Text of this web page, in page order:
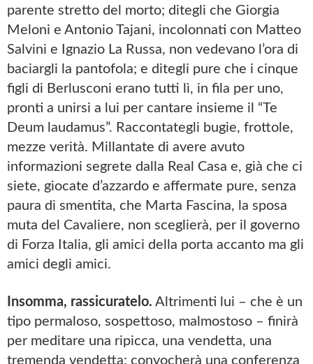
parente stretto del morto; ditegli che Giorgia
Meloni e Antonio Tajani, incolonnati con Matteo
Salvini e Ignazio La Russa, non vedevano l’ora di
baciargli la pantofola; e ditegli pure che i cinque
figli di Berlusconi erano tutti lì, in fila per uno,
pronti a unirsi a lui per cantare insieme il “Te
Deum laudamus”. Raccontategli bugie, frottole,
mezze verità. Millantate di avere avuto
informazioni segrete dalla Real Casa e, già che ci
siete, giocate d’azzardo e affermate pure, senza
paura di smentita, che Marta Fascina, la sposa
muta del Cavaliere, non sceglierà, per il governo
di Forza Italia, gli amici della porta accanto ma gli
amici degli amici.
Insomma, rassicuratelo. Altrimenti lui – che è un
tipo permaloso, sospettoso, malmostoso – finirà
per meditare una ripicca, una vendetta, una
tremenda vendetta: convocherà una conferenza